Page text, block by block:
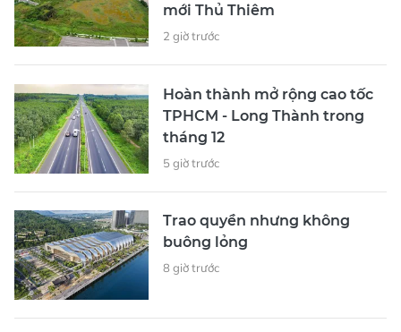
mới Thủ Thiêm
2 giờ trước
Hoàn thành mở rộng cao tốc
TPHCM - Long Thành trong
tháng 12
5 giờ trước
Trao quyền nhưng không
buông lỏng
8 giờ trước